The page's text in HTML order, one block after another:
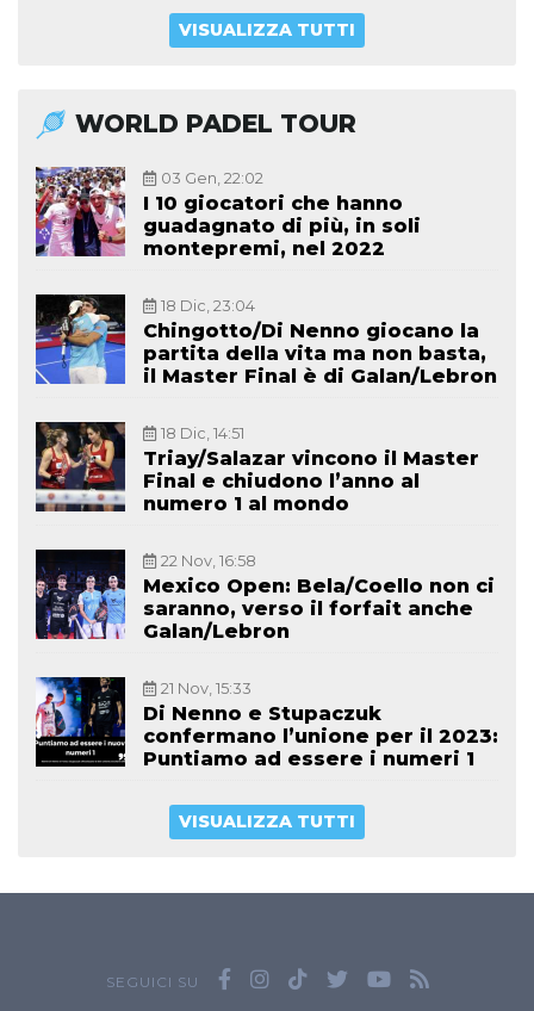
VISUALIZZA TUTTI
WORLD PADEL TOUR
03 Gen, 22:02
I 10 giocatori che hanno
guadagnato di più, in soli
montepremi, nel 2022
18 Dic, 23:04
Chingotto/Di Nenno giocano la
partita della vita ma non basta,
il Master Final è di Galan/Lebron
18 Dic, 14:51
Triay/Salazar vincono il Master
Final e chiudono l’anno al
numero 1 al mondo
22 Nov, 16:58
Mexico Open: Bela/Coello non ci
saranno, verso il forfait anche
Galan/Lebron
21 Nov, 15:33
Di Nenno e Stupaczuk
confermano l’unione per il 2023:
Puntiamo ad essere i numeri 1
VISUALIZZA TUTTI
SEGUICI SU